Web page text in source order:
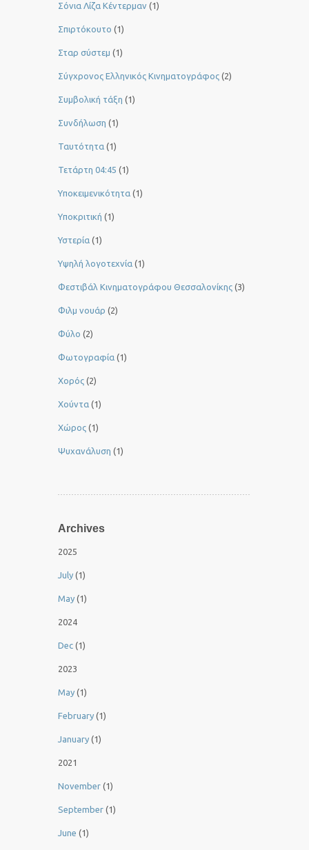
Σόνια Λίζα Κέντερμαν (1)
Σπιρτόκουτο (1)
Σταρ σύστεμ (1)
Σύγχρονος Ελληνικός Κινηματογράφος (2)
Συμβολική τάξη (1)
Συνδήλωση (1)
Ταυτότητα (1)
Τετάρτη 04:45 (1)
Υποκειμενικότητα (1)
Υποκριτική (1)
Υστερία (1)
Yψηλή λογοτεχνία (1)
Φεστιβάλ Κινηματογράφου Θεσσαλονίκης (3)
Φιλμ νουάρ (2)
Φύλο (2)
Φωτογραφία (1)
Χορός (2)
Χούντα (1)
Χώρος (1)
Ψυχανάλυση (1)
Archives
2025
July (1)
May (1)
2024
Dec (1)
2023
May (1)
February (1)
January (1)
2021
November (1)
September (1)
June (1)